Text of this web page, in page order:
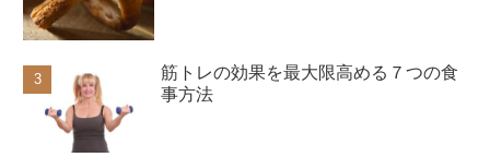
筋トレの効果を最大限高める７つの食
事方法